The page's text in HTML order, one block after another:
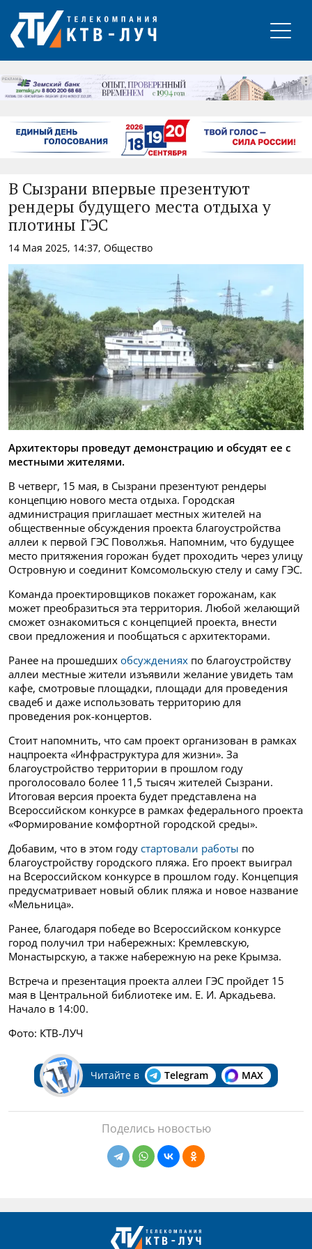
РЕКЛАМА
В Сызрани впервые презентуют
рендеры будущего места отдыха у
плотины ГЭС
14 Мая 2025, 14:37, Общество
Архитекторы проведут демонстрацию и обсудят ее с
местными жителями.
В четверг, 15 мая, в Сызрани презентуют рендеры
концепцию нового места отдыха. Городская
администрация приглашает местных жителей на
общественные обсуждения проекта благоустройства
аллеи к первой ГЭС Поволжья. Напомним, что будущее
место притяжения горожан будет проходить через улицу
Островную и соединит Комсомольскую стелу и саму ГЭС.
Команда проектировщиков покажет горожанам, как
может преобразиться эта территория. Любой желающий
сможет ознакомиться с концепцией проекта, внести
свои предложения и пообщаться с архитекторами.
Ранее на прошедших обсуждениях по благоустройству
аллеи местные жители изъявили желание увидеть там
кафе, смотровые площадки, площади для проведения
свадеб и даже использовать территорию для
проведения рок-концертов.
Стоит напомнить, что сам проект организован в рамках
нацпроекта «Инфраструктура для жизни». За
благоустройство территории в прошлом году
проголосовало более 11,5 тысяч жителей Сызрани.
Итоговая версия проекта будет представлена на
Всероссийском конкурсе в рамках федерального проекта
«Формирование комфортной городской среды».
Добавим, что в этом году стартовали работы по
благоустройству городского пляжа. Его проект выиграл
на Всероссийском конкурсе в прошлом году. Концепция
предусматривает новый облик пляжа и новое название
«Мельница».
Ранее, благодаря победе во Всероссийском конкурсе
город получил три набережных: Кремлевскую,
Монастырскую, а также набережную на реке Крымза.
Встреча и презентация проекта аллеи ГЭС пройдет 15
мая в Центральной библиотеке им. Е. И. Аркадьева.
Начало в 14:00.
Фото: КТВ-ЛУЧ
Читайте в Telegram MAX
Поделись новостью